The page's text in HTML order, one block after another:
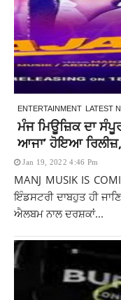
ENTERTAINMENT LATEST
ਮੰਜ ਮਿਊਜ਼ਿਕ ਦਾ
ਆਜਾ’ ਹੋਇਆ ਰਿਲੀਜ਼,
Jan 19, 2022 4:46 Pm
MANJ MUSIK IS
ਇੰਡਸਟਰੀ ਦਾਬਹੁਤ ਹੀ
ਐਲਬਮ ਨਾਲ ਦਰਸ਼ਕਾਂ...